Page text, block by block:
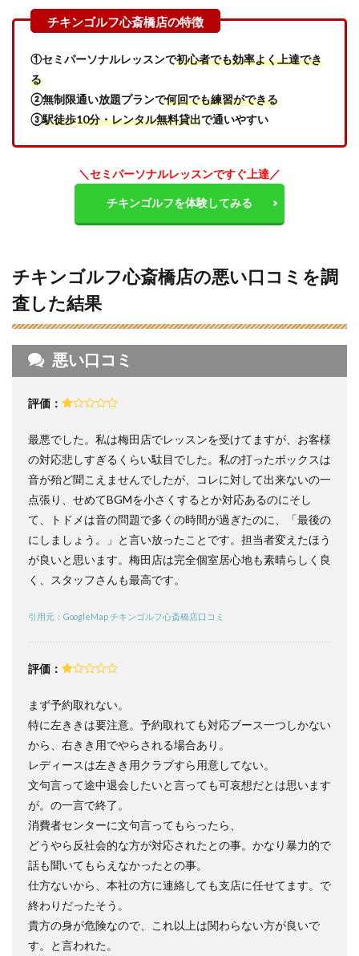
チキ
ンゴ
心斎
橋店
と心
斎橋
近辺
ンド
心斎
辺の
クー
ルの
料金
チキ
ンゴ
ルフ
心斎
橋店
の料
金体
系
8
チキ
心斎
ッス
ン参
9
チキ
ンゴ
ルフ
心斎
橋店
の基
本情
報に
つい
て
10
チキ
ンゴ
ルフ
心斎
①セミパーソナルレッスンで初心者でも効率よく上達でき
る
②無制限通い放題プランで何回でも練習ができる
③駅徒歩10分・レンタル無料貸出で通いやすい
＼セミパーソナルレッスンですぐ上達／
チキンゴルフを体験してみる
チキンゴルフ心斎橋店の悪い口コミを調
査した結果
悪い口コミ
評価：
最悪でした。私は梅田店でレッスンを受けてますが、お客様
の対応悲しすぎるくらい駄目でした。私の打ったボックスは
音が殆ど聞こえませんでしたが、コレに対して出来ないの一
点張り、せめてBGMを小さくするとか対応あるのにそし
て、トドメは音の問題で多くの時間が過ぎたのに、「最後の
にしましょう。」と言い放ったことです。担当者変えたほう
が良いと思います。梅田店は完全個室居心地も素晴らしく良
く、スタッフさんも最高です。
引用元：GoogleMap チキンゴルフ心斎橋店口コミ
評価：
まず予約取れない。
特に左ききは要注意。予約取れても対応ブース一つしかない
から、右きき用でやらされる場合あり。
レディースは左きき用クラブすら用意してない。
文句言って途中退会したいと言っても可哀想だとは思います
が。の一言で終了。
消費者センターに文句言ってもらったら、
どうやら反社会的な方が対応されたとの事。かなり暴力的で
話も聞いてもらえなかったとの事。
仕方ないから、本社の方に連絡しても支店に任せてます。で
終わりだったそう。
貴方の身が危険なので、これ以上は関わらない方が良いで
す。と言われた。